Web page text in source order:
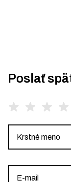
Poslať